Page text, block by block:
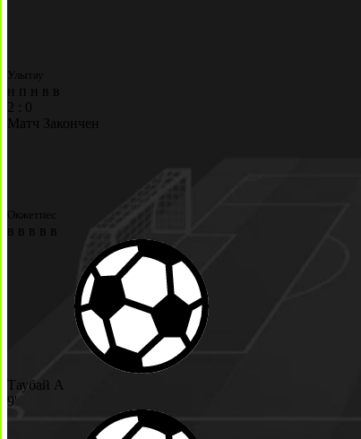
Улытау
н п н в в
2
0
Матч Закончен
Окжетпес
в в в в в
Таубай А
9'